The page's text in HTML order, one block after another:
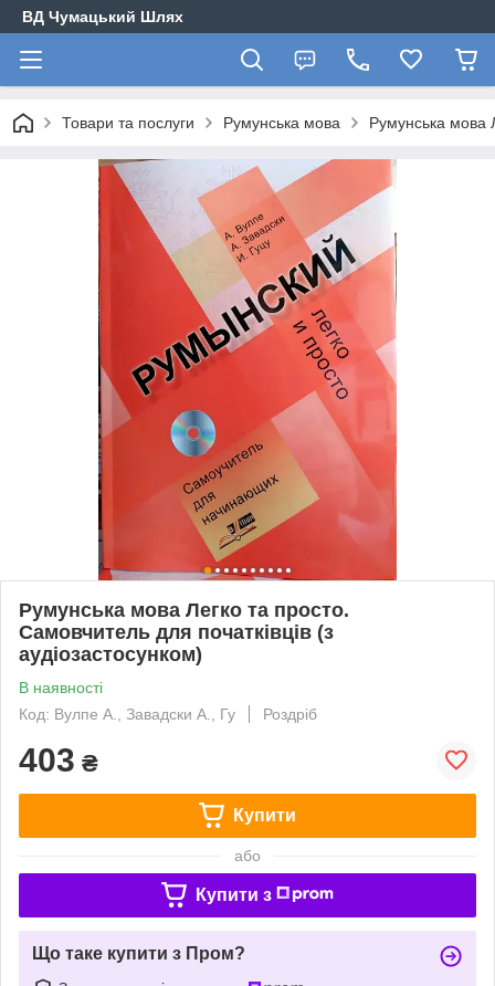
ВД Чумацький Шлях
Товари та послуги Румунська мова Румунська мова
Румунська мова Легко та просто.
Самовчитель для початківців (з
аудіозастосунком)
В наявності
Код: Вулпе А., Завадски А., Гу
Роздріб
403 ₴
Купити
або
Купити з
Що таке купити з Пром?